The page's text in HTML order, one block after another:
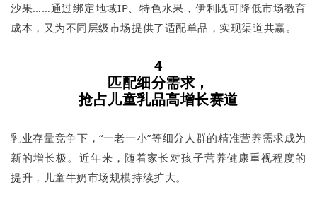
沙果……通过绑定地域IP、特色水果，伊利既可降低市场教育
成本，又为不同层级市场提供了适配单品，实现渠道共赢。
4
匹配细分需求，
抢占儿童乳品高增长赛道
乳业存量竞争下，“一老一小”等细分人群的精准营养需求成为
新的增长极。近年来，随着家长对孩子营养健康重视程度的
提升，儿童牛奶市场规模持续扩大。